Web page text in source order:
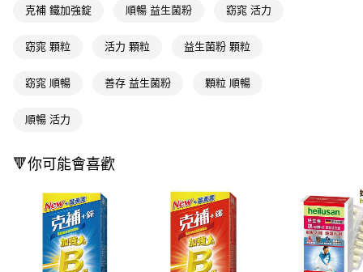
相關說明
AFTEE先享後付是「在收到商品之後才付款」的支付方式。 讓您購物簡單
２．便利：只要手機號碼，簡訊認證，即可結帳。
結帳頁面，進行簡訊認證並確認金額後，即可完成結帳。
３．收到繳費通知簡訊後14天內，點擊此簡訊中的連結，可透過四大超商／
ATM／網路銀行／等多元方式進行付款，方視為交易完成。
※ 請注意：結帳手續完成當下不需立刻繳費，但若您需要取消訂單，請聯絡
購買商品的店家。未經商家同意取消之訂單仍視為有效，需透過AFTEE先享
後付繳納相關費用。
※ 交易是否成功請以「AFTEE先享後付 」之結帳頁面顯示為準，若有關於
即享券
運送方式
付款後全家取貨
萊爾富取貨付款
每筆NT$65，滿NT$490(含以上)免運費
付款後萊爾富取貨
克補 鐵加強錠 順暢 益生菌粉 窈窕 活力
窈窕 顆粒 活力 顆粒 益生菌粉 顆粒
窈窕 順暢 善存 益生菌粉 顆粒 順暢
順暢 活力
🔻你可能會喜歡